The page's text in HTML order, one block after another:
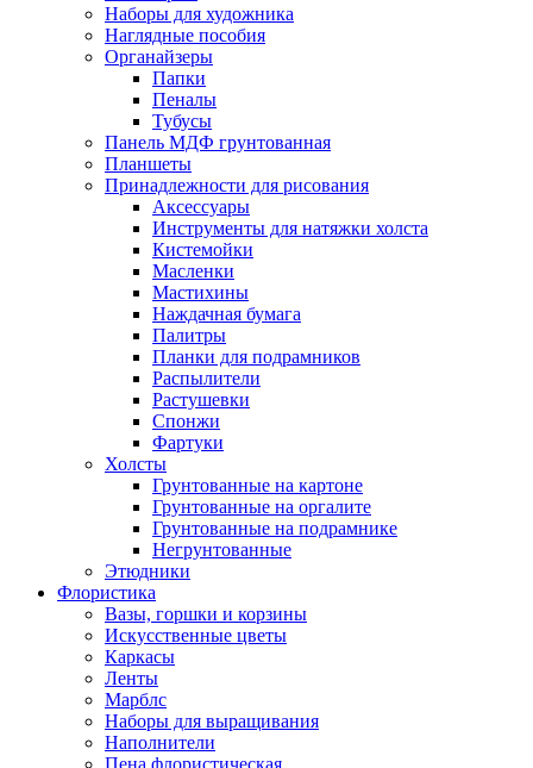
Наборы для художника
Наглядные пособия
Органайзеры
Папки
Пеналы
Тубусы
Панель МДФ грунтованная
Планшеты
Принадлежности для рисования
Аксессуары
Инструменты для натяжки холста
Кистемойки
Масленки
Мастихины
Наждачная бумага
Палитры
Планки для подрамников
Распылители
Растушевки
Спонжи
Фартуки
Холсты
Грунтованные на картоне
Грунтованные на оргалите
Грунтованные на подрамнике
Негрунтованные
Этюдники
Флористика
Вазы, горшки и корзины
Искусственные цветы
Каркасы
Ленты
Марблс
Наборы для выращивания
Наполнители
Пена флористическая